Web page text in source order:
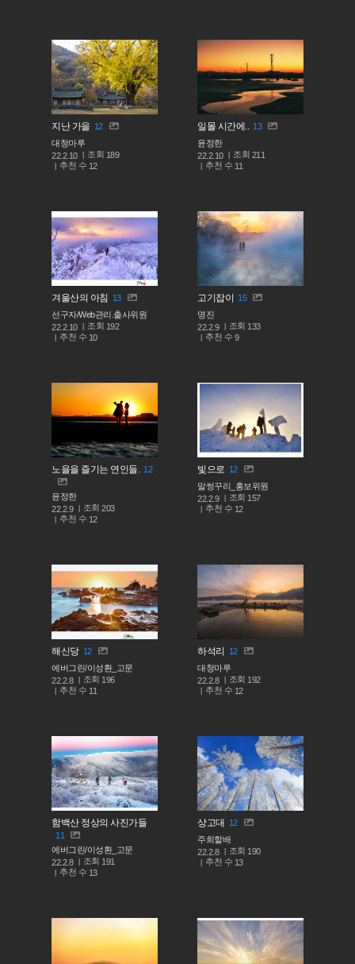
지난 가을 12
대청마루
22.2.10
조회 189
추천 수 12
일몰 시간에..
13
윤정한
22.2.10
조회 211
추천 수 11
겨울산의 아침 13
선구자/Web관리.출사위원
22.2.10
조회 192
추천 수 10
고기잡이 15
명진
22.2.9
조회 133
추천 수 9
노을을 즐기는 연인들. 12
윤정한
22.2.9
조회203
추천 수 12
빛으로
12
말썽꾸리_홍보위원
22.2.9
조회 157
추천 수 12
해신당 12
에버그린/이성환_고문
22.2.8
조회 196
추천 수 11
하석리 12
대청마루
22.2.8
조회 192
추천 수 12
함백산 정상의 사진가들
11
에버그린/이성환_고문
22.2.8
조회 191
추천 수 13
상고대 12
주희할배
22.2.8
조회 190
추천 수 13